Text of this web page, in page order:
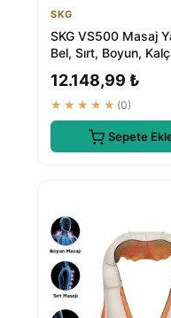
SKG
SKG VS500 Masaj
Bel, Sırt, Boyun,
Kab...
12.148,99 ₺
★★★★★ (0)
Sepete